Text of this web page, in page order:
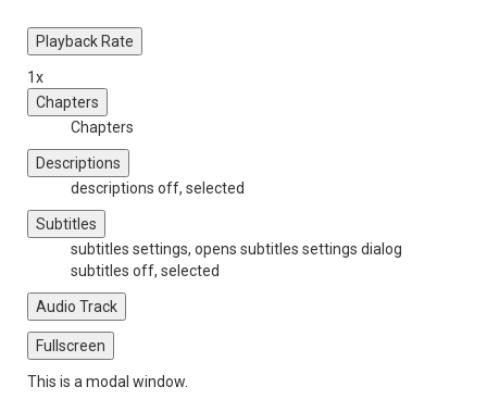
Playback Rate
1x
Chapters
Chapters
Descriptions
descriptions off, selected
Subtitles
subtitles settings, opens subtitles settings dialog
subtitles off, selected
Audio Track
Fullscreen
This is a modal window.